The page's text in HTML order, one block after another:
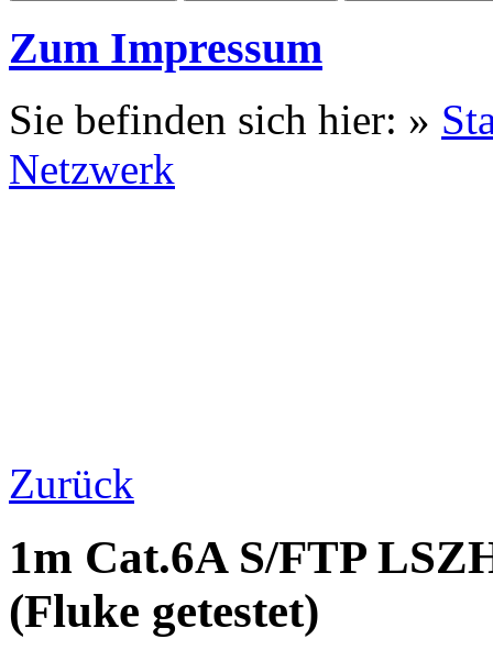
Zum Impressum
Sie befinden sich hier: »
Netzwerk
Zurück
1m Cat.6A S/FTP
(Fluke getestet)